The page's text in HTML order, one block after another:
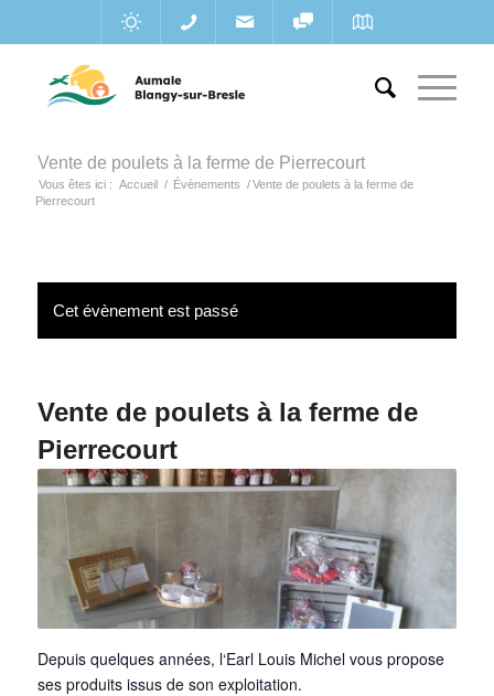
Vente de poulets à la ferme de Pierrecourt
Vous êtes ici : Accueil / Évènements / Vente de poulets à la ferme de
Pierrecourt
Cet évènement est passé
Vente de poulets à la ferme de
Pierrecourt
Depuis quelques années, l‘Earl Louis Michel vous propose
ses produits issus de son exploitation.